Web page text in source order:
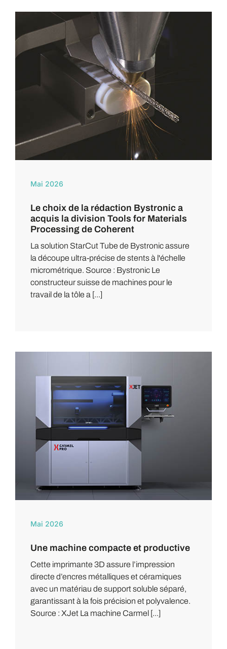
Mai 2026
Le choix de la rédaction Bystronic a
acquis la division Tools for Materials
Processing de Coherent
La solution StarCut Tube de Bystronic assure
la découpe ultra-précise de stents à l'échelle
micrométrique. Source : Bystronic Le
constructeur suisse de machines pour le
travail de la tôle a [...]
Mai 2026
Une machine compacte et productive
Cette imprimante 3D assure l’impression
directe d’encres métalliques et céramiques
avec un matériau de support soluble séparé,
garantissant à la fois précision et polyvalence.
Source : XJet La machine Carmel [...]